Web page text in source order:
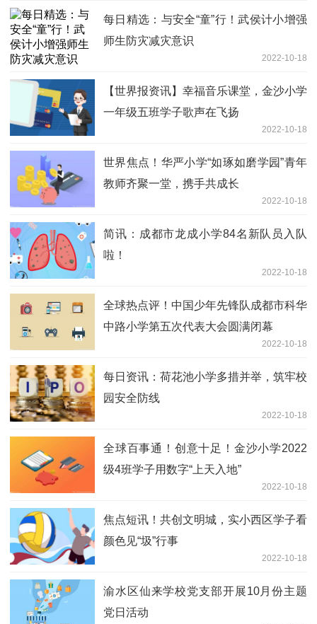
每日精选：与安全“童”行！武侯计小增强
师生防灾减灾意识
2022-10-18
【世界报资讯】幸福音乐课堂，金沙小学
一年级五班学子歌声在飞扬
2022-10-18
世界焦点！华严小学“如琢如磨学园”青年
教师齐聚一堂，携手共成长
2022-10-18
简讯：成都市龙成小学84名新队员入队
啦！
2022-10-18
全球热点评！中国少年先锋队成都市科华
中路小学第五次代表大会圆满闭幕
2022-10-18
每日资讯：荷花池小学多措并举，筑牢校
园安全防线
2022-10-18
全球百事通！创意十足！金沙小学2022
级4班学子用数字“上天入地”
2022-10-18
焦点短讯！共创文明城，实小西区学子看
颜色见“圾”行事
2022-10-18
渝水区仙来学校党支部开展10月份主题
党日活动